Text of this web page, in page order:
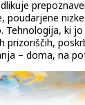
poudarjene
Tehnologija, ki
prizoriščih,
– doma, na